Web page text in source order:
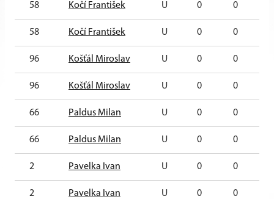
58 Kočí František U 0 0
58 Kočí František U 0 0
96 Košťál Miroslav U 0 0
96 Košťál Miroslav U 0 0
66 Paldus Milan U 0 0
66 Paldus Milan U 0 0
2 Pavelka Ivan U 0 0
2 Pavelka Ivan U 0 0